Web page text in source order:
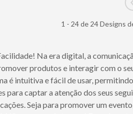
1 - 24 de 24 Designs
Na era digital, a
produtos e interagir com o
é intuitiva e fácil de usar,
para captar a atenção dos seus
Seja para promover um